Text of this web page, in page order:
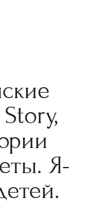
Я-